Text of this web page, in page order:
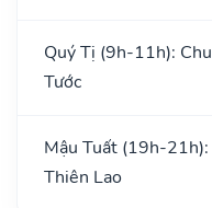
Quý Tị (9h-11h): Chu
Tước
Mậu Tuất (19h-21h):
Thiên Lao